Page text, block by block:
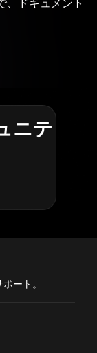
、ドキュメント
ニテ
ート。